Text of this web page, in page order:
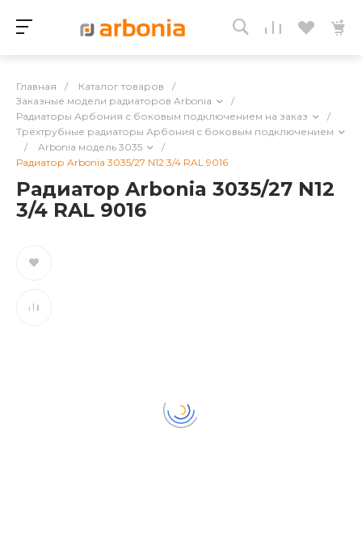
Главная / Каталог товаров
/
Заказные модели радиаторов Arbonia
/
Радиаторы Арбония с боковым подключением на заказ
/
Трёхтрубные радиаторы Арбония c боковым подключением
/
Arbonia модель 3035
/
Радиатор Arbonia 3035/27 N12 3/4 RAL 9016
Радиатор Arbonia 3035/27 N12
3/4 RAL 9016